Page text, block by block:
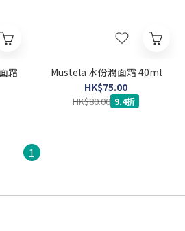
霜
Mustela 水份潤面霜 40ml
HK$75.00
HK$80.00 9.4折
1